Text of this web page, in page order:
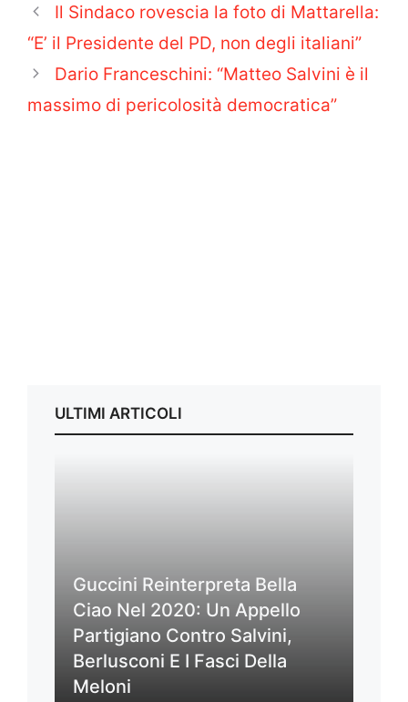
Il Sindaco rovescia la foto di Mattarella:
“E’ il Presidente del PD, non degli italiani”
Dario Franceschini: “Matteo Salvini è il
massimo di pericolosità democratica”
ULTIMI ARTICOLI
Guccini Reinterpreta Bella
Ciao Nel 2020: Un Appello
Partigiano Contro Salvini,
Berlusconi E I Fasci Della
Meloni